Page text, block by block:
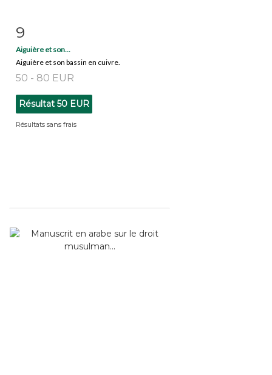
Fiche détaillée
9
Aiguière et son...
Aiguière et son bassin en cuivre.
50 - 80 EUR
Résultat 50 EUR
Résultats sans frais